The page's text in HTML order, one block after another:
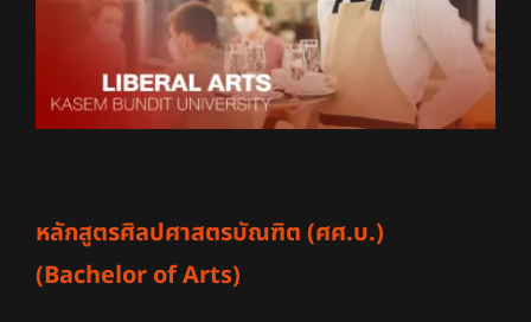
หลักสูตรศิลปศาสตรบัณฑิต (ศศ.บ.)
(Bachelor of Arts)